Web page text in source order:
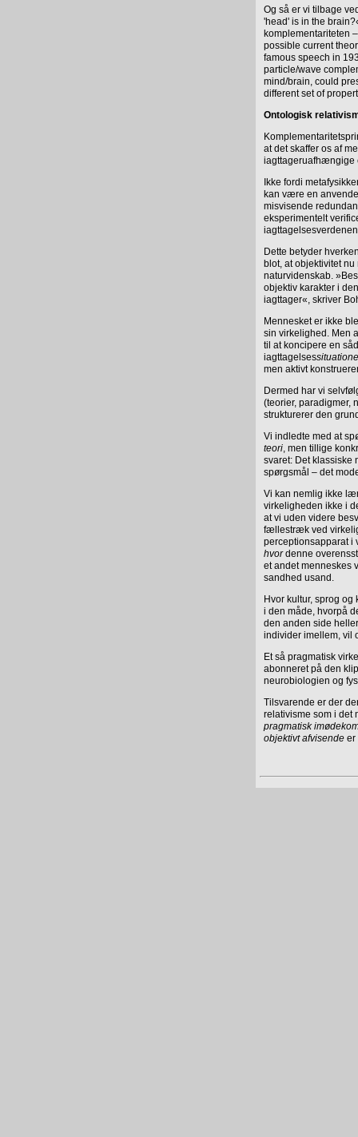
Og så er vi tilbage
'head' is in the
komplementariteten
possible current
famous speech in
particle/wave
mind/brain, could
different set of
Ontologisk
at det skaffer os af
iagttageruafhængige
Ikke fordi
kan være en
misvisende
eksperimentelt
Dette betyder
blot, at objektivitet
naturvidenskab.
objektiv karakter i
iagttager«, skriver
Mennesket er ikke
sin virkelighed. Men
til at koncipere en
iagttagelses
men aktivt
Dermed har vi
(teorier, paradigmer,
strukturerer den
Vi indledte med at
teori, men tillige
svaret: Det klassiske
spørgsmål – det
Vi kan nemlig ikke
virkeligheden ikke i
at vi uden videre
fællestræk ved
perceptionsapparat i
hvordenne
et andet menneskes
sandhed usand.
Hvor kultur, sprog
i den måde, hvorpå
den anden side
individer imellem, vil
Et så pragmatisk
abonneret på den
neurobiologien og
Tilsvarende er der
relativisme som i det
pragmatisk
objektivt afvisende er